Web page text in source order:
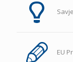
EU